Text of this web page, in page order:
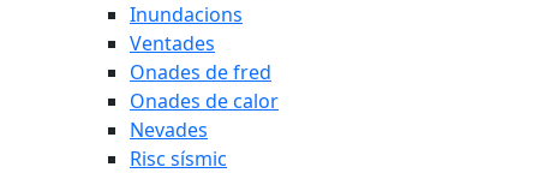
Inundacions
Ventades
Onades de fred
Onades de calor
Nevades
Risc sísmic